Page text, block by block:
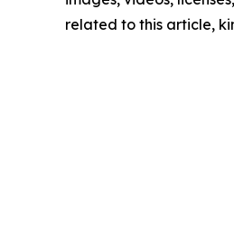
related to this article,